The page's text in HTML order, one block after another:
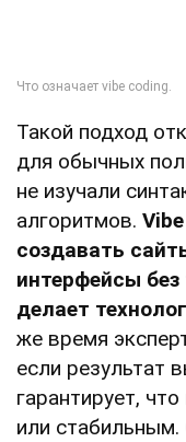
Такой подход
для обычных
не изучали
алгоритмов.
создавать
интерфейсы без
делает
же время
если результат
гарантирует,
или